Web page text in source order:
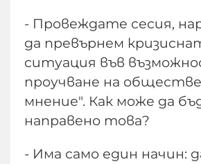
- Провеждате сесия,
да превърнем
ситуация във
проучване на
мнение". Как може да
направено това?
- Има само един начин: